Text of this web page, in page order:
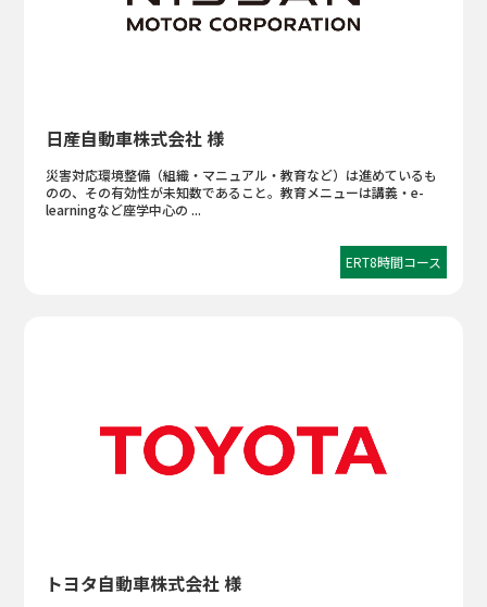
日産自動車株式会社 様
災害対応環境整備（組織・マニュアル・教育など）は進めているも
のの、その有効性が未知数であること。教育メニューは講義・e-
learningなど座学中心の ...
ERT8時間コース
トヨタ自動車株式会社 様